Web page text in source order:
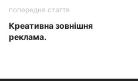
попередня стаття
Креативна зовнішня
реклама.